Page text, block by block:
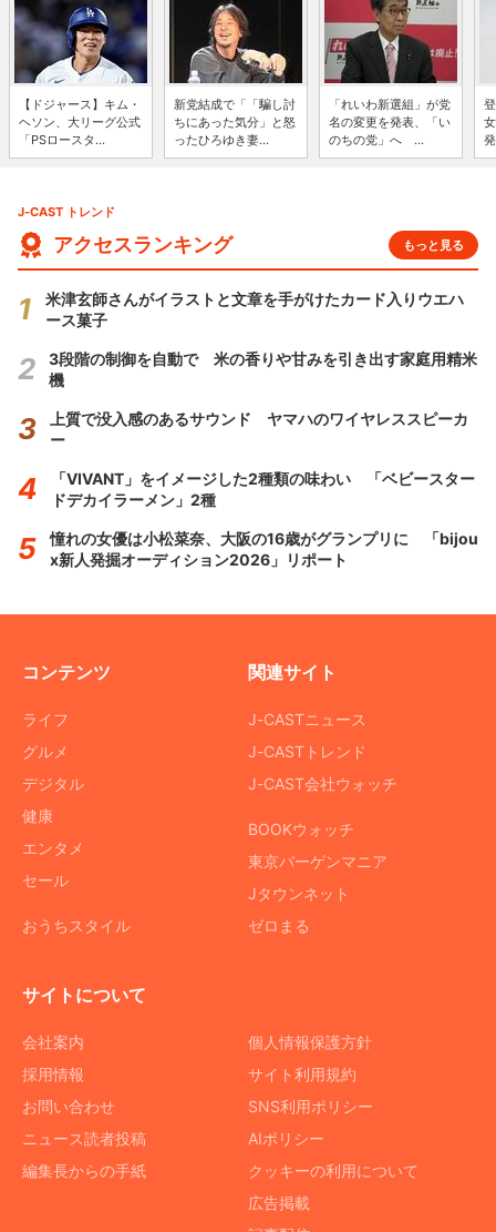
【ドジャース】キム・
ヘソン、大リーグ公式
「PSロースタ...
新党結成で「「騙し討
ちにあった気分」と怒
ったひろゆき妻...
「れいわ新選組」が党
名の変更を発表、「い
のちの党」へ ...
J-CAST トレンド
アクセスランキング もっと見る
米津玄師さんがイラストと文章を手がけたカード入りウエハ
ース菓子
3段階の制御を自動で 米の香りや甘みを引き出す家庭用精米
機
上質で没入感のあるサウンド ヤマハのワイヤレススピーカ
ー
「VIVANT」をイメージした2種類の味わい 「ベビースター
ドデカイラーメン」2種
憧れの女優は小松菜奈、大阪の16歳がグランプリに 「bijou
x新人発掘オーディション2026」リポート
コンテンツ
ライフ
グルメ
デジタル
健康
エンタメ
セール
おうちスタイル
関連サイト
J-CASTニュース
J-CASTトレンド
J-CAST会社ウォッチ
BOOKウォッチ
東京バーゲンマニア
Jタウンネット
ゼロまる
サイトについて
会社案内
採用情報
お問い合わせ
ニュース読者投稿
編集長からの手紙
個人情報保護方針
サイト利用規約
SNS利用ポリシー
AIポリシー
クッキーの利用について
広告掲載